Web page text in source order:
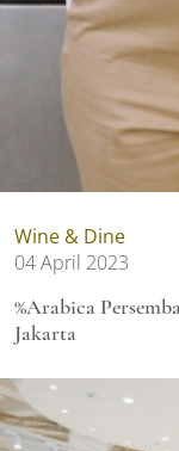
Wine & Dine
04 April 2023
%Arabica
Jakarta